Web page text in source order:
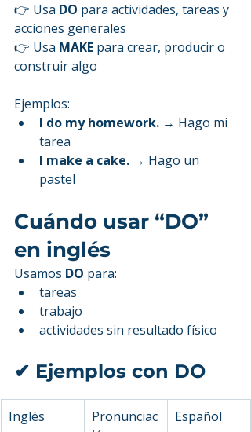
👉 Usa DO para actividades, tareas y
acciones generales
👉 Usa MAKE para crear, producir o
construir algo
Ejemplos:
I do my homework. → Hago mi
tarea
I make a cake. → Hago un
pastel
Cuándo usar “DO”
en inglés
Usamos DO para:
tareas
trabajo
actividades sin resultado físico
✔ Ejemplos con DO
Inglés
Pronunciac
Español